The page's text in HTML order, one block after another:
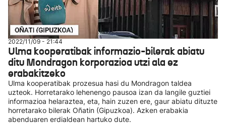
2022/11/09 - 21:44
Ulma kooperatibak informazio-bilerak abiatu
ditu Mondragon korporazioa utzi ala ez
erabakitzeko
Ulma kooperatibak prozesua hasi du Mondragon taldea
uzteok. Horretarako lehenengo pausoa izan da langile guztiei
informazioa helaraztea, eta, hain zuzen ere, gaur abiatu dituzte
horretarako bilerak Oñatin (Gipuzkoa). Azken erabakia
abenduaren erdialdean hartuko dute.